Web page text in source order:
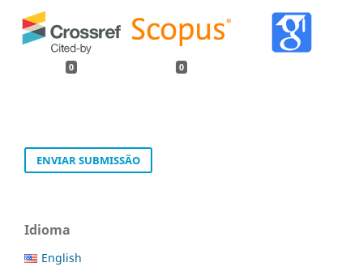
0 0
ENVIAR SUBMISSÃO
Idioma
English